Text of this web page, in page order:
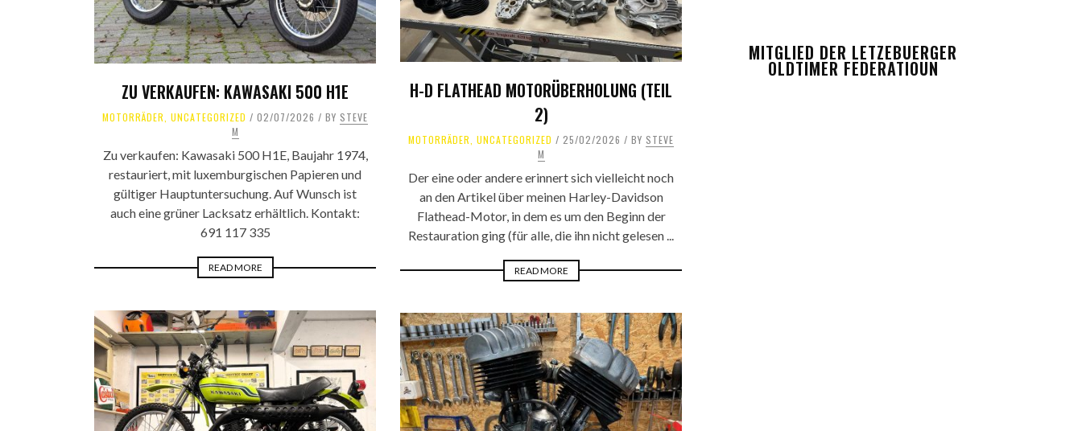
ZU VERKAUFEN: KAWASAKI 500 H1E
MOTORRÄDER UNCATEGORIZED 02/07/2026 BY STEVE
M
Zu verkaufen: Kawasaki 500 H1E, Baujahr 1974,
restauriert, mit luxemburgischen Papieren und
gültiger Hauptuntersuchung. Auf Wunsch ist
auch eine grüner Lacksatz erhältlich. Kontakt:
691 117 335
READ MORE
H-D FLATHEAD MOTORÜBERHOLUNG (TEIL
2)
MOTORRÄDER UNCATEGORIZED 25/02/2026 BY STEVE
M
Der eine oder andere erinnert sich vielleicht noch
an den Artikel über meinen Harley-Davidson
Flathead-Motor, in dem es um den Beginn der
Restauration ging (für alle, die ihn nicht gelesen ...
READ MORE
MITGLIED DER LETZEBUERGER
OLDTIMER FEDERATIOUN